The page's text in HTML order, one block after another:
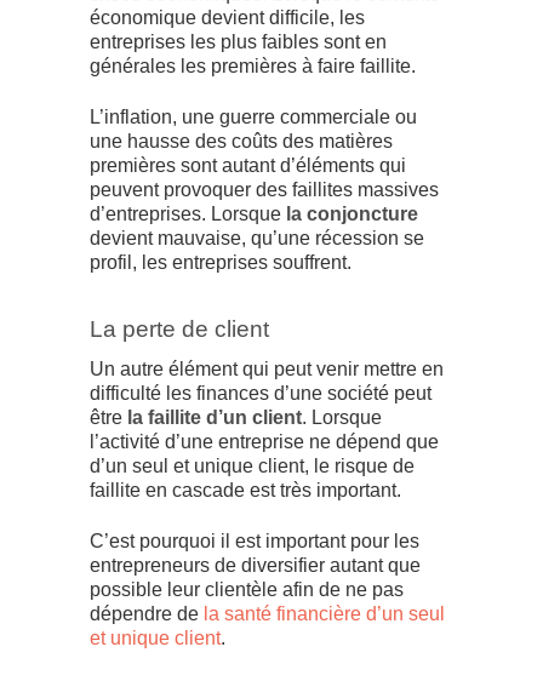
économique devient difficile, les
entreprises les plus faibles sont en
générales les premières à faire faillite.
L’inflation, une guerre commerciale ou
une hausse des coûts des matières
premières sont autant d’éléments qui
peuvent provoquer des faillites massives
d’entreprises. Lorsque la conjoncture
devient mauvaise, qu’une récession se
profil, les entreprises souffrent.
La perte de client
Un autre élément qui peut venir mettre en
difficulté les finances d’une société peut
être la faillite d’un client. Lorsque
l’activité d’une entreprise ne dépend que
d’un seul et unique client, le risque de
faillite en cascade est très important.
C’est pourquoi il est important pour les
entrepreneurs de diversifier autant que
possible leur clientèle afin de ne pas
dépendre de la santé financière d’un seul
et unique client.